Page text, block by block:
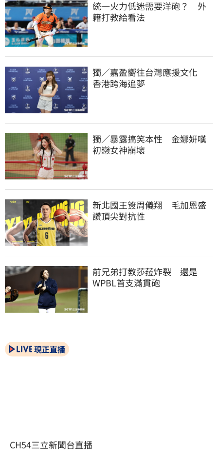
統一火力低迷需要洋砲？　外
籍打教給看法
獨／嘉盈嚮往台灣應援文化
香港跨海追夢
獨／暴露搞笑本性　金娜妍嘆
初戀女神崩壞
新北國王簽周儀翔　毛加恩盛
讚頂尖對抗性
前兄弟打教莎菈炸裂　還是
WPBL首支滿貫砲
現正直播
CH54三立新聞台直播